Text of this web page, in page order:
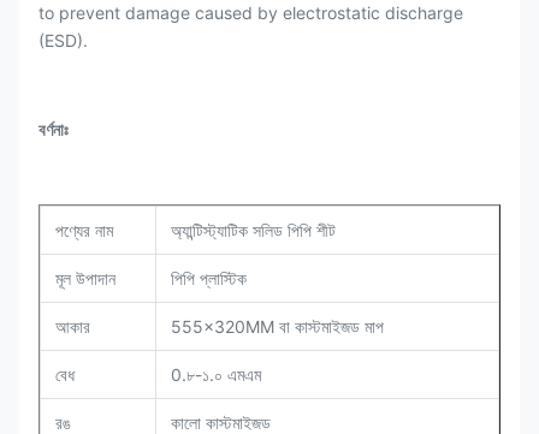
to prevent damage caused by electrostatic discharge
(ESD).
বর্ণনাঃ
পণ্যের নাম অ্যান্টিস্ট্যাটিক সলিড পিপি শীট
মূল উপাদান পিপি প্লাস্টিক
আকার 555x320MM বা কাস্টমাইজড মাপ
বেধ 0.৮-১.০ এমএম
রঙ কালো কাস্টমাইজড